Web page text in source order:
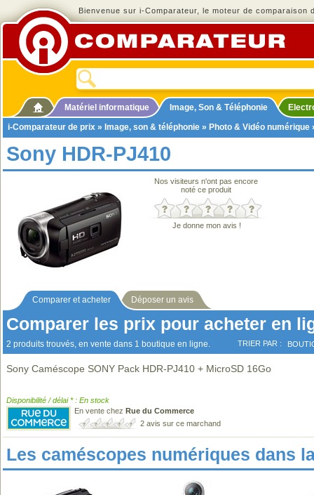
Bienvenue sur i-Comparateur, le moteur de comparaison
Matériel informatique Image, Son & Téléphonie
i-Comparateur de prix » Image, son & téléphonie » Photo & Vidéo numérique
Sony HDR-PJ410
Nos visiteurs n'ont pas encore
noté ce produit
Je donne mon avis !
Comparer et acheter Déposer un avis
Comparer les prix pour acheter en
2 produits trouvés, en vente dans 1 boutique en ligne. TRIER PAR :
Sony Caméscope SONY Pack HDR-PJ410 + MicroSD 16Go
Disponibilité / délai * : En stock
En vente chez Rue du Commerce
2 avis sur ce marchand
Les caméscopes numériques dans